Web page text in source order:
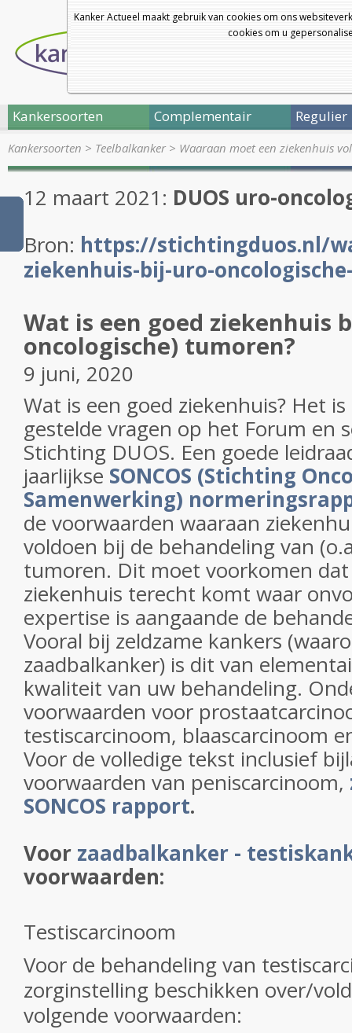
Kanker Actueel maakt gebruik van cookies om ons
cookies om u
Kankersoorten Complementair Regulier
Kankersoorten > Teelbalkanker> Waaraan moet een ziekenhuis
12 maart 2021: DUOS uro-
Bron: https://stichtingduos.nl/
ziekenhuis-bij-uro-
Wat is een goed ziekenhuis
oncologische) tumoren?
9 juni, 2020
Wat is een goed ziekenhuis? Het
gestelde vragen op het Forum en
Stichting DUOS. Een goede
jaarlijkse SONCOS (Stichting
Samenwerking)
de voorwaarden waaraan
voldoen bij de behandeling van
tumoren. Dit moet voorkomen
ziekenhuis terecht komt waar
expertise is aangaande de
Vooral bij zeldzame kankers
zaadbalkanker) is dit van
kwaliteit van uw behandeling.
voorwaarden voor
testiscarcinoom, blaascarcinoom
Voor de volledige tekst inclusief
voorwaarden van peniscarcinoom,
SONCOS rapport.
Voor zaadbalkanker -
voorwaarden:
Testiscarcinoom
Voor de behandeling van
zorginstelling beschikken over/
volgende voorwaarden: